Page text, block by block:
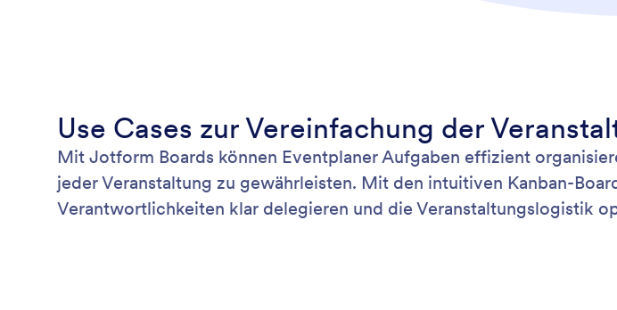
Use Cases zur Vereinfachung der
Mit Jotform Boards können Eventplaner Aufgaben effizient
jeder Veranstaltung zu gewährleisten. Mit den intuitiven Kanban-
Verantwortlichkeiten klar delegieren und die Veranstaltungslogistik